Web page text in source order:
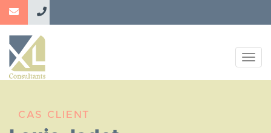
Aller
principal
CAS CLIENT